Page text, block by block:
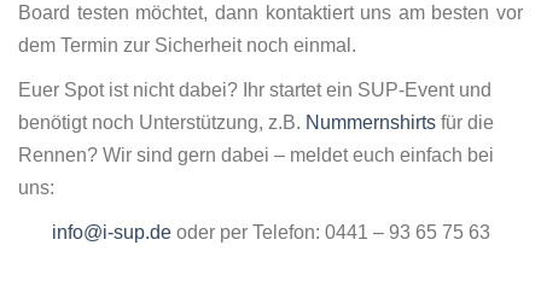
Board testen möchtet, dann kontaktiert uns am besten vor
dem Termin zur Sicherheit noch einmal.
Euer Spot ist nicht dabei? Ihr startet ein SUP-Event und
benötigt noch Unterstützung, z.B. Nummernshirts für die
Rennen? Wir sind gern dabei – meldet euch einfach bei
uns:
info@i-sup.de oder per Telefon: 0441 – 93 65 75 63